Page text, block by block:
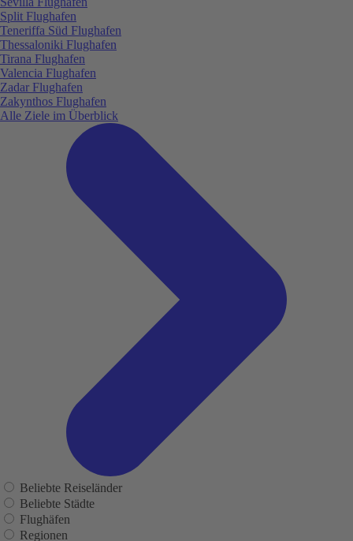
Split Flughafen
Teneriffa Süd Flughafen
Thessaloniki Flughafen
Tirana Flughafen
Valencia Flughafen
Zadar Flughafen
Zakynthos Flughafen
Alle Ziele im Überblick
Beliebte Reiseländer
Beliebte Städte
Flughäfen
Regionen